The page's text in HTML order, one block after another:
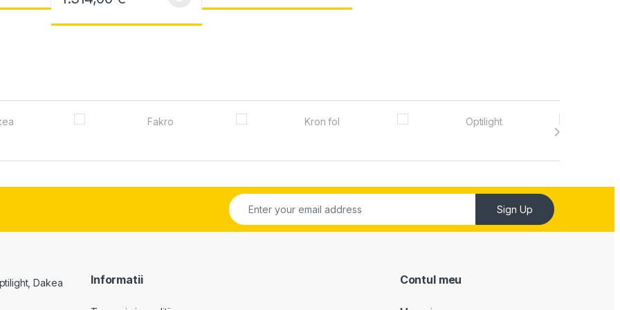
Acest produs are mai multe variații. Opțiunile pot fi alese în pagina produsului.
Sign Up
Informatii Contul meu